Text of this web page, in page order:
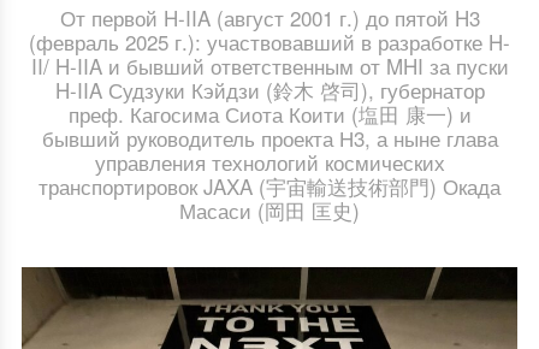
От первой H-IIA (август 2001 г.) до пятой H3
(февраль 2025 г.): участвовавший в разработке H-
II/ H-IIA и бывший ответственным от MHI за пуски
H-IIA Судзуки Кэйдзи (鈴木 啓司), губернатор
преф. Кагосима Сиота Коити (塩田 康一) и
бывший руководитель проекта Н3, а ныне глава
управления технологий космических
транспортировок JAXA (宇宙輸送技術部門) Окада
Масаси (岡田 匡史)